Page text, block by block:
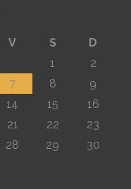
V S
D
1
2
7 8
9
14 15
16
21 22
23
28 29
30